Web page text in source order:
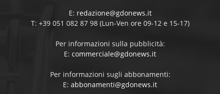
E: redazione@gdonews.it
T: +39 051 082 87 98 (Lun-Ven ore 09-12 e 15-17)
Per informazioni sulla pubblicità:
E: commerciale@gdonews.it
Per informazioni sugli abbonamenti:
E: abbonamenti@gdonews.it